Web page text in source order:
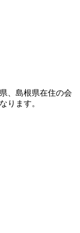
、島根県在住の会
ります。